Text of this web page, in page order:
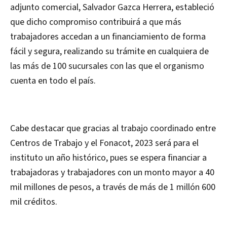
adjunto comercial, Salvador Gazca Herrera, estableció
que dicho compromiso contribuirá a que más
trabajadores accedan a un financiamiento de forma
fácil y segura, realizando su trámite en cualquiera de
las más de 100 sucursales con las que el organismo
cuenta en todo el país.
Cabe destacar que gracias al trabajo coordinado entre
Centros de Trabajo y el Fonacot, 2023 será para el
instituto un año histórico, pues se espera financiar a
trabajadoras y trabajadores con un monto mayor a 40
mil millones de pesos, a través de más de 1 millón 600
mil créditos.